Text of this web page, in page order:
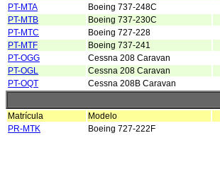
PT-MTA
Boeing 737-248C
PT-MTB
Boeing 737-230C
PT-MTC
Boeing 727-228
PT-MTF
Boeing 737-241
PT-OGG
Cessna 208 Caravan
PT-OGL
Cessna 208 Caravan
PT-OQT
Cessna 208B Caravan
Matrícula Modelo
PR-MTK
Boeing 727-222F